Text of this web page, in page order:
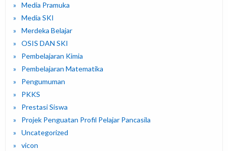
Media Pramuka
Media SKI
Merdeka Belajar
OSIS DAN SKI
Pembelajaran Kimia
Pembelajaran Matematika
Pengumuman
PKKS
Prestasi Siswa
Projek Penguatan Profil Pelajar Pancasila
Uncategorized
vicon